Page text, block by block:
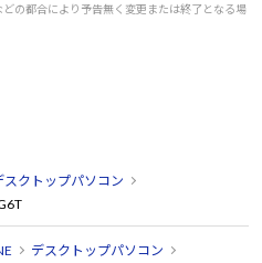
の都合により予告無く変更または終了となる場
スクトップパソコン
デスクトップパソコン